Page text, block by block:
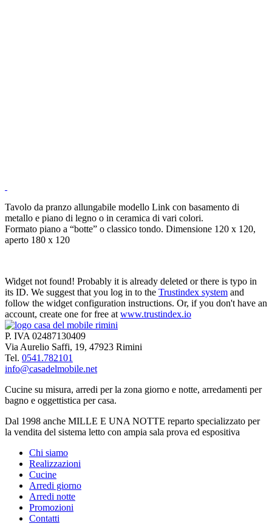
Tavolo da pranzo allungabile modello Link con basamento di
metallo e piano di legno o in ceramica di vari colori.
Formato piano a “botte” o classico tondo. Dimensione 120 x 120,
aperto 180 x 120
Widget not found! Probably it is already deleted or there is typo in
its ID. We suggest that you log in to the Trustindex system and
follow the widget configuration instructions. Or, if you don't have an
account, create one for free at www.trustindex.io
P. IVA 02487130409
Via Aurelio Saffi, 19, 47923 Rimini
Tel. 0541.782101
info@casadelmobile.net
Cucine su misura, arredi per la zona giorno e notte, arredamenti per
bagno e oggettistica per casa.
Dal 1998 anche MILLE E UNA NOTTE reparto specializzato per
la vendita del sistema letto con ampia sala prova ed espositiva
Chi siamo
Realizzazioni
Cucine
Arredi giorno
Arredi notte
Promozioni
Contatti